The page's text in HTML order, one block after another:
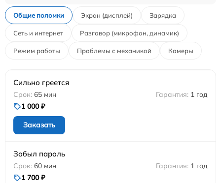
Общие поломки Экран (дисплей) Зарядка
Сеть и интернет Разговор (микрофон, динамик)
Режим работы Проблемы с механикой Камеры
Сильно греется
65 мин
1 год
1 000 ₽
Заказать
Забыл пароль
60 мин
1 год
1 700 ₽